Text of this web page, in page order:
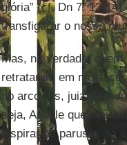
glória” (cf. Dn 7, 13-
transfigurar o nosso
Mas, na verdade,
retrataram em
no arco-íris, juiz de
seja, Aquele que
inspirar na parusia, na